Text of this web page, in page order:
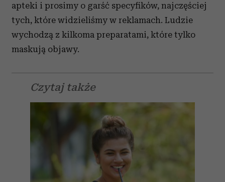
apteki i prosimy o garść specyfików, najczęściej
tych, które widzieliśmy w reklamach. Ludzie
wychodzą z kilkoma preparatami, które tylko
maskują objawy.
Czytaj także